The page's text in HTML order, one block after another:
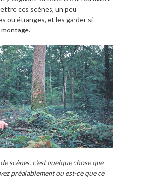
ces scènes, un peu
ou étranges, et les garder si
montage.
scènes, c’est quelque chose que
préalablement ou est-ce que ce